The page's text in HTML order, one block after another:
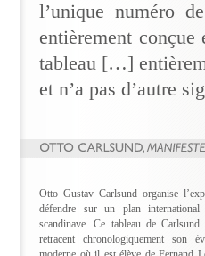
l’unique numéro
entièrement
tableau […]
et n’a pas d’autre
Otto Gustav Carlsund organise
défendre sur un plan
scandinave. Ce tableau de
retracent chronologiquement son